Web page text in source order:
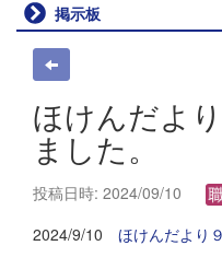
u
s
掲示板
ほけんだよ
ました。
投稿日時: 2024/09/10
2024/9/10 ほけんだより